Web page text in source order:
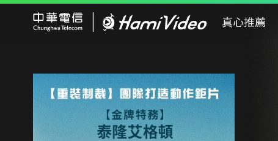
真心推薦